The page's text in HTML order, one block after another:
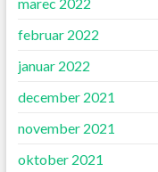
februar 2022
januar 2022
december 2021
november 2021
oktober 2021